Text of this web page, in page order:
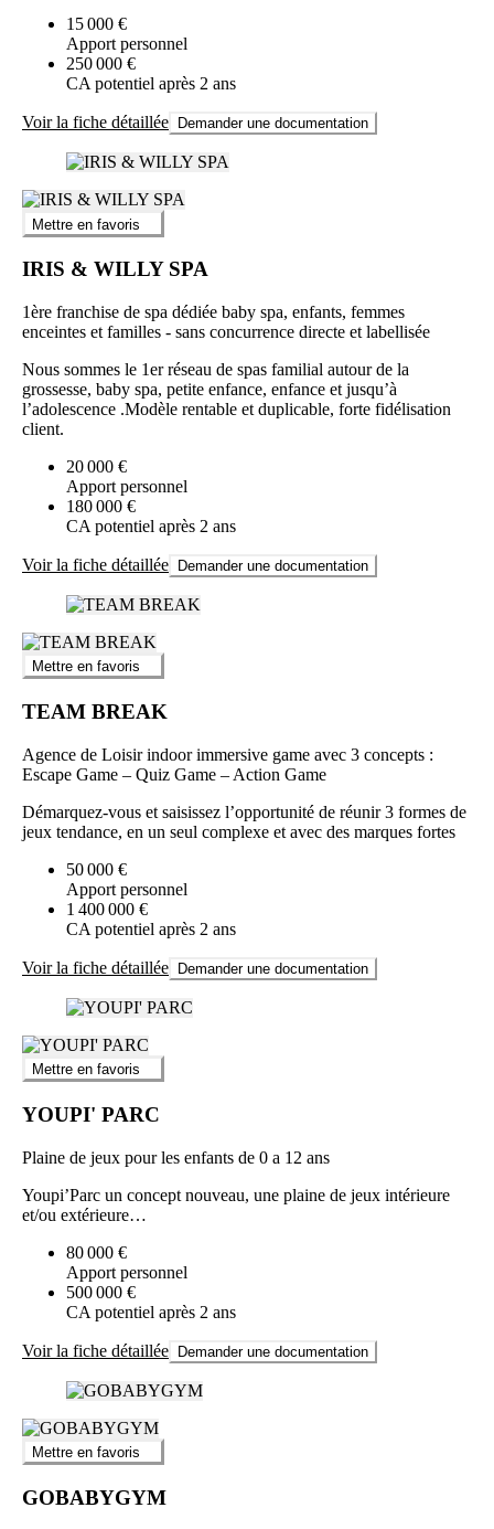
15 000 €
Apport personnel
250 000 €
CA potentiel après 2 ans
Voir la fiche détaillée Demander une documentation
Mettre en favoris
IRIS & WILLY SPA
1ère franchise de spa dédiée baby spa, enfants, femmes
enceintes et familles - sans concurrence directe et labellisée
Nous sommes le 1er réseau de spas familial autour de la
grossesse, baby spa, petite enfance, enfance et jusqu’à
l’adolescence .Modèle rentable et duplicable, forte fidélisation
client.
20 000 €
Apport personnel
180 000 €
CA potentiel après 2 ans
Voir la fiche détaillée Demander une documentation
Mettre en favoris
TEAM BREAK
Agence de Loisir indoor immersive game avec 3 concepts :
Escape Game – Quiz Game – Action Game
Démarquez-vous et saisissez l’opportunité de réunir 3 formes de
jeux tendance, en un seul complexe et avec des marques fortes
50 000 €
Apport personnel
1 400 000 €
CA potentiel après 2 ans
Voir la fiche détaillée Demander une documentation
Mettre en favoris
YOUPI' PARC
Plaine de jeux pour les enfants de 0 a 12 ans
Youpi’Parc un concept nouveau, une plaine de jeux intérieure
et/ou extérieure…
80 000 €
Apport personnel
500 000 €
CA potentiel après 2 ans
Voir la fiche détaillée Demander une documentation
Mettre en favoris
GOBABYGYM